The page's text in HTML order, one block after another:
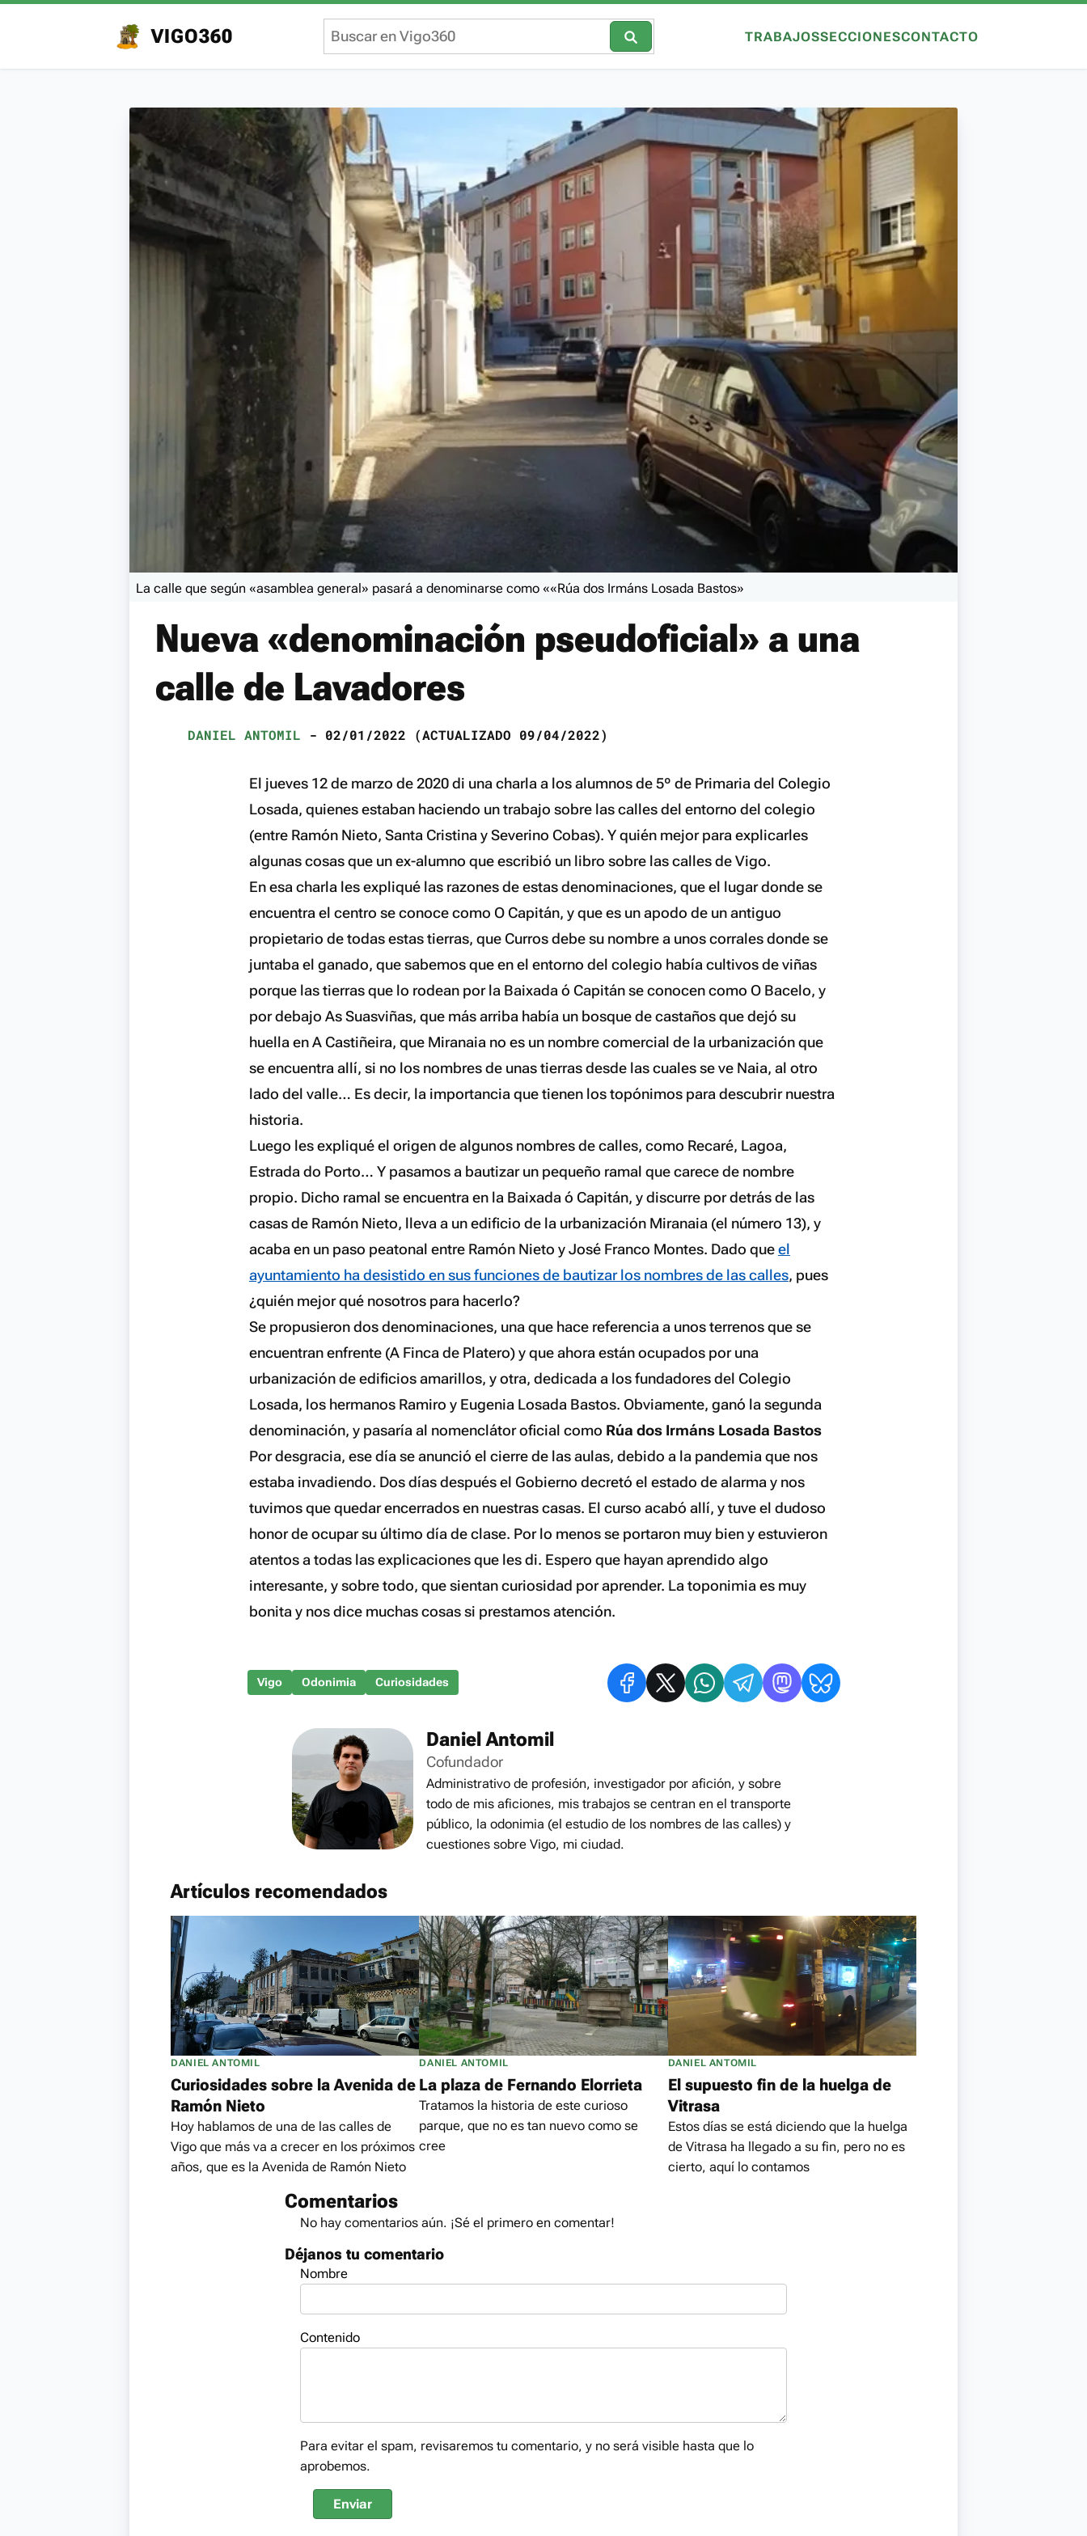
VIGO360 TRABAJOSSECCIONESCONTACTO
La calle que según «asamblea general» pasará a denominarse como ««Rúa dos Irmáns Losada Bastos»
Nueva «denominación pseudoficial» a una
calle de Lavadores
DANIEL ANTOMIL - 02/01/2022 (ACTUALIZADO 09/04/2022)
El jueves 12 de marzo de 2020 di una charla a los alumnos de 5º de Primaria del Colegio
Losada, quienes estaban haciendo un trabajo sobre las calles del entorno del colegio
(entre Ramón Nieto, Santa Cristina y Severino Cobas). Y quién mejor para explicarles
algunas cosas que un ex-alumno que escribió un libro sobre las calles de Vigo.
En esa charla les expliqué las razones de estas denominaciones, que el lugar donde se
encuentra el centro se conoce como O Capitán, y que es un apodo de un antiguo
propietario de todas estas tierras, que Curros debe su nombre a unos corrales donde se
juntaba el ganado, que sabemos que en el entorno del colegio había cultivos de viñas
porque las tierras que lo rodean por la Baixada ó Capitán se conocen como O Bacelo, y
por debajo As Suasviñas, que más arriba había un bosque de castaños que dejó su
huella en A Castiñeira, que Miranaia no es un nombre comercial de la urbanización que
se encuentra allí, si no los nombres de unas tierras desde las cuales se ve Naia, al otro
lado del valle… Es decir, la importancia que tienen los topónimos para descubrir nuestra
historia.
Luego les expliqué el origen de algunos nombres de calles, como Recaré, Lagoa,
Estrada do Porto… Y pasamos a bautizar un pequeño ramal que carece de nombre
propio. Dicho ramal se encuentra en la Baixada ó Capitán, y discurre por detrás de las
casas de Ramón Nieto, lleva a un edificio de la urbanización Miranaia (el número 13), y
acaba en un paso peatonal entre Ramón Nieto y José Franco Montes. Dado queel
ayuntamiento ha desistido en sus funciones de bautizar los nombres de las calles, pues
¿quién mejor qué nosotros para hacerlo?
Se propusieron dos denominaciones, una que hace referencia a unos terrenos que se
encuentran enfrente (A Finca de Platero) y que ahora están ocupados por una
urbanización de edificios amarillos, y otra, dedicada a los fundadores del Colegio
Losada, los hermanos Ramiro y Eugenia Losada Bastos. Obviamente, ganó la segunda
denominación, y pasaría al nomenclátor oficial como Rúa dos Irmáns Losada Bastos
Por desgracia, ese día se anunció el cierre de las aulas, debido a la pandemia que nos
estaba invadiendo. Dos días después el Gobierno decretó el estado de alarma y nos
tuvimos que quedar encerrados en nuestras casas. El curso acabó allí, y tuve el dudoso
honor de ocupar su último día de clase. Por lo menos se portaron muy bien y estuvieron
atentos a todas las explicaciones que les di. Espero que hayan aprendido algo
interesante, y sobre todo, que sientan curiosidad por aprender. La toponimia es muy
bonita y nos dice muchas cosas si prestamos atención.
Vigo Odonimia Curiosidades
Daniel Antomil
Cofundador
Administrativo de profesión, investigador por afición, y sobre
todo de mis aficiones, mis trabajos se centran en el transporte
público, la odonimia (el estudio de los nombres de las calles) y
cuestiones sobre Vigo, mi ciudad.
Artículos recomendados
DANIEL ANTOMIL
Curiosidades sobre la Avenida de
Ramón Nieto
Hoy hablamos de una de las calles de
Vigo que más va a crecer en los próximos
años, que es la Avenida de Ramón Nieto
DANIEL ANTOMIL
La plaza de Fernando Elorrieta
Tratamos la historia de este curioso
parque, que no es tan nuevo como se
cree
DANIEL ANTOMIL
El supuesto fin de la huelga de
Vitrasa
Estos días se está diciendo que la huelga
de Vitrasa ha llegado a su fin, pero no es
cierto, aquí lo contamos
Comentarios
No hay comentarios aún. ¡Sé el primero en comentar!
Déjanos tu comentario
Nombre
Contenido
Para evitar el spam, revisaremos tu comentario, y no será visible hasta que lo
aprobemos.
Enviar